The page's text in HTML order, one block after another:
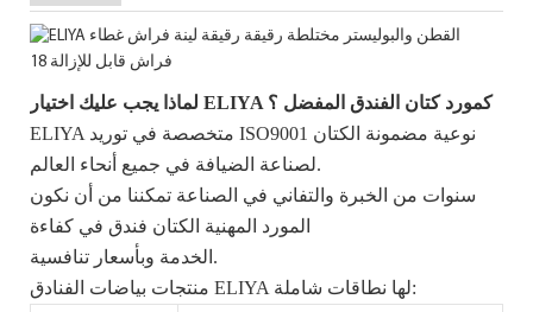
لماذا يجب عليك اختيار ELIYA كمورد كتان الفندق المفضل ؟
ELIYA متخصصة في توريد ISO9001 نوعية مضمونة الكتان
لصناعة الضيافة في جميع أنحاء العالم.
سنوات من الخبرة والتفاني في الصناعة تمكننا من أن نكون
المورد المهنية الكتان فندق في كفاءة
الخدمة وبأسعار تنافسية.
منتجات بياضات الفنادق ELIYA لها نطاقات شاملة: